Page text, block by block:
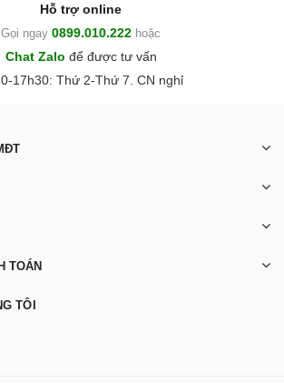
Hỗ trợ online
Gọi ngay 0899.010.222 hoặc
Chat Zalo để được tư vấn
17h30: Thứ 2-Thứ 7. CN nghỉ
TOÁN
TÔI